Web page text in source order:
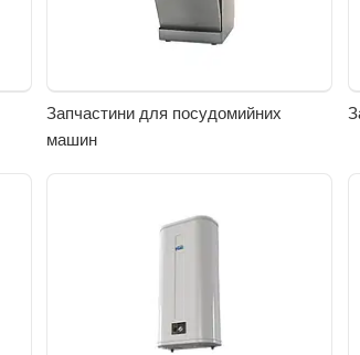
Запчастини для посудомийних
машин